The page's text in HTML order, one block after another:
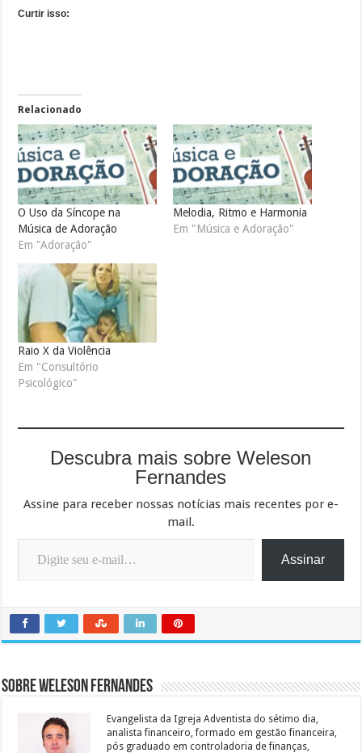
Curtir isso:
Relacionado
O Uso da Síncope na
Música de Adoração
Em "Adoração"
Melodia, Ritmo e Harmonia
Em "Música e Adoração"
Raio X da Violência
Em "Consultório
Psicológico"
Descubra mais sobre Weleson
Fernandes
Assine para receber nossas notícias mais recentes por e-
mail.
Digite seu e-mail…
Assinar
Sobre Weleson Fernandes
Evangelista da Igreja Adventista do sétimo dia,
analista financeiro, formado em gestão financeira,
pós graduado em controladoria de finanças,